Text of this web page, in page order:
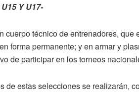
Y U17-
cuerpo técnico de entrenadores,
forma permanente; y en armar y
de participar en los torneos
de estas selecciones se realizarán,